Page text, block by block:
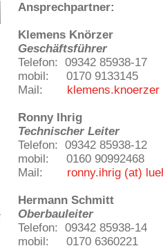
Ansprechpartner:
Klemens Knörzer
Geschäftsführer
Telefon: 09342 85938-17
mobil: 0170 9133145
Mail:
Ronny Ihrig
Technischer Leiter
Telefon: 09342 85938-12
mobil: 0160 90992468
Mail: ronny.ihrig (at)
Hermann Schmitt
Oberbauleiter
Telefon: 09342 85938-14
mobil: 0170 6360221